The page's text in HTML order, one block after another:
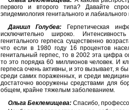
первого и второго типа? Давайте
эпидемиология генитального и
Даниил Голубев: Герпетическая
исключительно широко.
генитального герпеса существенно
что если в 1980 году 16 процентов
генитальный герпес, то в 2002 эта цифра
то это порядка 60 миллионов человек. И
герпеса очень активны, и это вызывает, я
среди самих пораженных, и среди
достаточно вооружены средствами для
общем, крайне тяжелым заболеванием.
Ольга Беклемищева: Спасибо,